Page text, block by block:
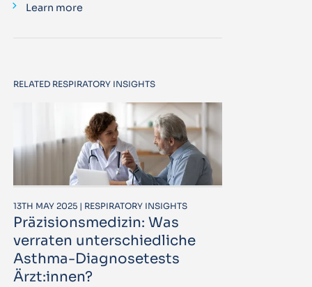
Learn more
RELATED RESPIRATORY INSIGHTS
13TH MAY 2025 | RESPIRATORY INSIGHTS
Präzisionsmedizin: Was
verraten unterschiedliche
Asthma-Diagnosetests
Ärzt:innen?